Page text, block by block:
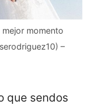
momento
–
que sendos